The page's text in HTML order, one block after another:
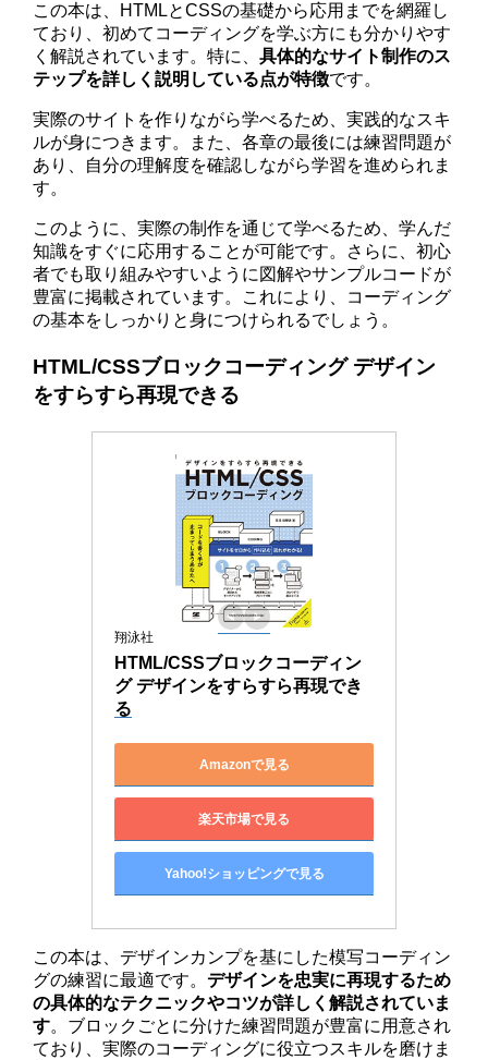
この本は、HTMLとCSSの基礎から応用までを網羅し
ており、初めてコーディングを学ぶ方にも分かりやす
く解説されています。特に、具体的なサイト制作のス
テップを詳しく説明している点が特徴です。
実際のサイトを作りながら学べるため、実践的なスキ
ルが身につきます。また、各章の最後には練習問題が
あり、自分の理解度を確認しながら学習を進められま
す。
このように、実際の制作を通じて学べるため、学んだ
知識をすぐに応用することが可能です。さらに、初心
者でも取り組みやすいように図解やサンプルコードが
豊富に掲載されています。これにより、コーディング
の基本をしっかりと身につけられるでしょう。
HTML/CSSブロックコーディング デザイン
をすらすら再現できる
翔泳社
HTML/CSSブロックコーディン
グ デザインをすらすら再現でき
る
Amazonで見る
楽天市場で見る
Yahoo!ショッピングで見る
この本は、デザインカンプを基にした模写コーディン
グの練習に最適です。デザインを忠実に再現するため
の具体的なテクニックやコツが詳しく解説されていま
す。ブロックごとに分けた練習問題が豊富に用意され
ており、実際のコーディングに役立つスキルを磨けま